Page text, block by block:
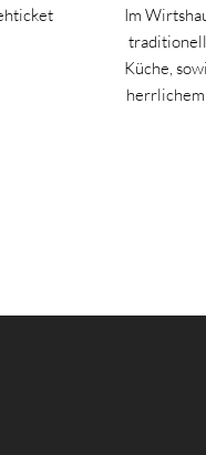
Im
Küche,